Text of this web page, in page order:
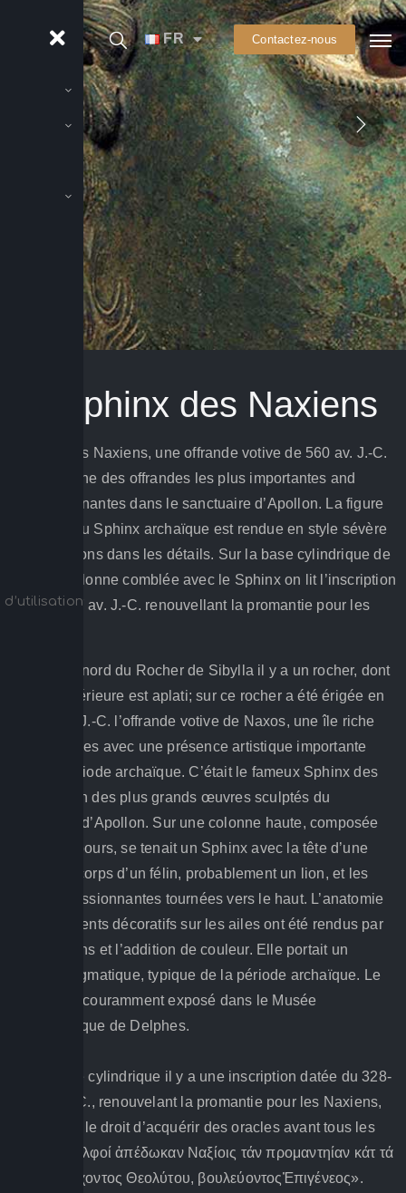
FR Contactez-nous
Le Sphinx des Naxiens
La stèle des Naxiens, une offrande votive de 560 av. J.-C.
constitue une des offrandes les plus importantes and
impressionnantes dans le sanctuaire d’Apollon. La figure
mythique du Sphinx archaïque est rendue en style sévère
avec incisions dans les détails. Sur la base cylindrique de
la haute colonne comblée avec le Sphinx on lit l’inscription
de 328-327 av. J.-C. renouvellant la promantie pour les
Un peu au nord du Rocher de Sibylla il y a un rocher, dont
le part supérieure est aplati; sur ce rocher a été érigée en
ca 560 av. J.-C. l’offrande votive de Naxos, une île riche
des Cyclades avec une présence artistique importante
dans la période archaïque. C’était le fameux Sphinx des
Naxiens, un des plus grands œuvres sculptés du
sanctuaire d’Apollon. Sur une colonne haute, composée
de six tambours, se tenait un Sphinx avec la tête d’une
femme, le corps d’un félin, probablement un lion, et les
ailes impressionnantes tournées vers le haut. L’anatomie
et les éléments décoratifs sur les ailes ont été rendus par
des incisions et l’addition de couleur. Elle portait un
sourire énigmatique, typique de la période archaïque. Le
Sphinx est couramment exposé dans le Musée
Archéologique de Delphes.
Sur la base cylindrique il y a une inscription datée du 328-
327 av. J.-C., renouvelant la promantie pour les Naxiens,
c’est à dire le droit d’acquérir des oracles avant tous les
autres: «Δελφοί ἀπέδωκαν Ναξίοις τάν προμαντηίαν κάτ τά
ἀρχαῖα∙ ἂρχοντος Θεολύτου, βουλεύοντοςἘπιγένεος».